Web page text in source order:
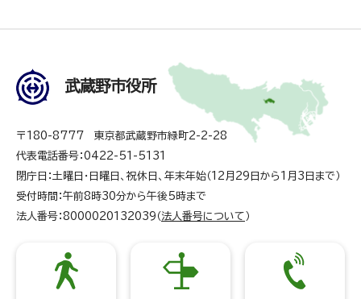
武蔵野市役所
〒180-8777 東京都武蔵野市緑町2-2-28
代表電話番号：0422-51-5131
閉庁日：土曜日・日曜日、祝休日、年末年始（12月29日から1月3日まで）
受付時間：午前8時30分から午後5時まで
法人番号：8000020132039（ 法人番号について ）